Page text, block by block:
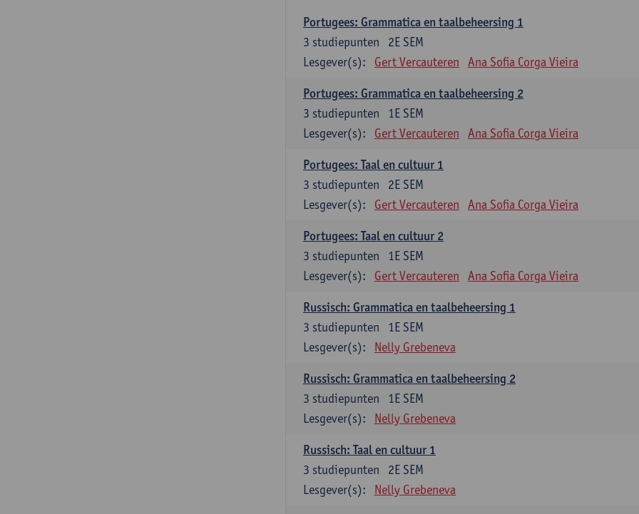
Portugees: Grammatica en taalbeheersing 1
2E SEM
3 studiepunten
Lesgever(s):
Gert Vercauteren Ana Sofia Corga Vieira
Portugees: Grammatica en taalbeheersing 2
1E SEM
3 studiepunten
Lesgever(s):
Gert Vercauteren Ana Sofia Corga Vieira
Portugees: Taal en cultuur 1
2E SEM
3 studiepunten
Lesgever(s):
Gert Vercauteren Ana Sofia Corga Vieira
Portugees: Taal en cultuur 2
1E SEM
3 studiepunten
Lesgever(s):
Gert Vercauteren Ana Sofia Corga Vieira
Russisch: Grammatica en taalbeheersing 1
1E SEM
3 studiepunten
Lesgever(s):
Nelly Grebeneva
Russisch: Grammatica en taalbeheersing 2
1E SEM
3 studiepunten
Lesgever(s):
Nelly Grebeneva
Russisch: Taal en cultuur 1
2E SEM
3 studiepunten
Lesgever(s):
Nelly Grebeneva